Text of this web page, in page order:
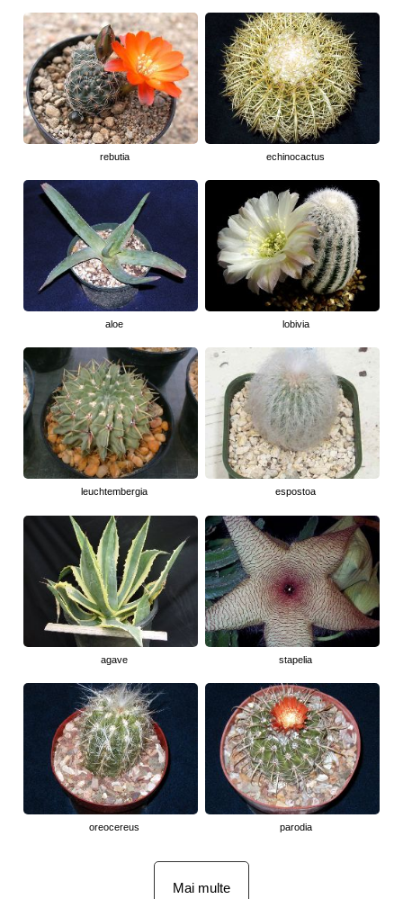
rebutia echinocactus
aloe lobivia
leuchtembergia espostoa
agave stapelia
oreocereus parodia
Mai multe